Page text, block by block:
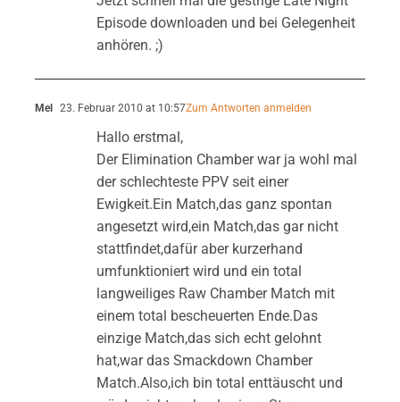
Episode downloaden und bei Gelegenheit
anhören. ;)
Mel 23. Februar 2010 at 10:57Zum Antworten anmelden
Hallo erstmal,
Der Elimination Chamber war ja wohl mal
der schlechteste PPV seit einer
Ewigkeit.Ein Match,das ganz spontan
angesetzt wird,ein Match,das gar nicht
stattfindet,dafür aber kurzerhand
umfunktioniert wird und ein total
langweiliges Raw Chamber Match mit
einem total bescheuerten Ende.Das
einzige Match,das sich echt gelohnt
hat,war das Smackdown Chamber
Match.Also,ich bin total enttäuscht und